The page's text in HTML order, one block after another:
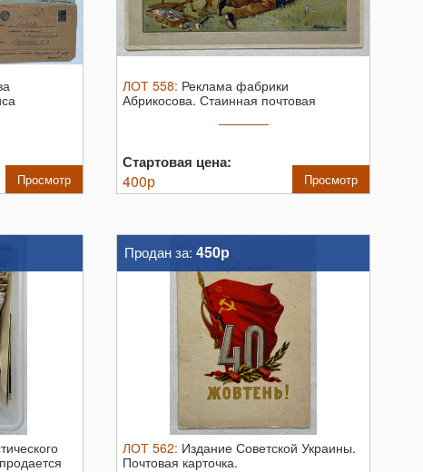
Просмотр
ЛОТ 558: Реклама фабрики
Абрикосова. Стаинная почтовая
Стартовая цена:
400р Просмотр
Продан за: 450р
ЛОТ 562: Издание Советской Украины.
Почтовая карточка.